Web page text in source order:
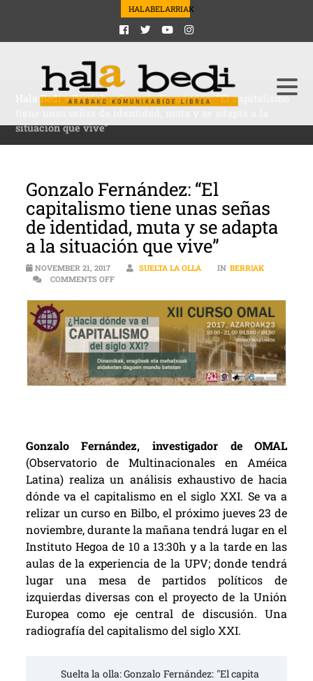
HALABELARRIAK
Hala Bedi>Berriak>Gonzalo Fernández: “El capitalismo
situación que vive”
Gonzalo Fernández: “El
capitalismo tiene unas señas
de identidad, muta y se adapta
a la situación que vive”
NOVEMBER 21, 2017 SUELTA LA OLLA IN BERRIAK
COMMENTS OFFON GONZALO FERNÁNDEZ: “EL CAPITALISMO
Gonzalo Fernández, investigador de OMAL
(Observatorio de Multinacionales en Améica
Latina) realiza un análisis exhaustivo de hacia
dónde va el capitalismo en el siglo XXI. Se va a
relizar un curso en Bilbo, el próximo jueves 23 de
noviembre, durante la mañana tendrá lugar en el
Instituto Hegoa de 10 a 13:30h y a la tarde en las
aulas de la experiencia de la UPV; donde tendrá
lugar una mesa de partidos políticos de
izquierdas diversas con el proyecto de la Unión
Europea como eje central de discusión. Una
radiografía del capitalismo del siglo XXI.
Suelta la olla: Gonzalo Fernández: "El capita